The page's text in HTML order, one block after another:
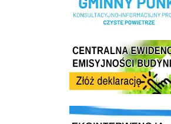
Centrala Ewidencja Emisyjności
link do strony ekointerwencja dot.-